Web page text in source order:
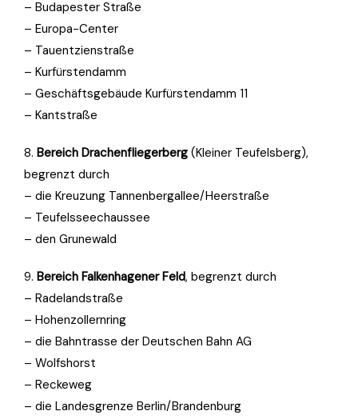
– Budapester Straße
– Europa-Center
– Tauentzienstraße
– Kurfürstendamm
– Geschäftsgebäude Kurfürstendamm 11
– Kantstraße
8. Bereich Drachenfliegerberg (Kleiner Teufelsberg),
begrenzt durch
– die Kreuzung Tannenbergallee/Heerstraße
– Teufelsseechaussee
– den Grunewald
9. Bereich Falkenhagener Feld, begrenzt durch
– Radelandstraße
– Hohenzollernring
– die Bahntrasse der Deutschen Bahn AG
– Wolfshorst
– Reckeweg
– die Landesgrenze Berlin/Brandenburg